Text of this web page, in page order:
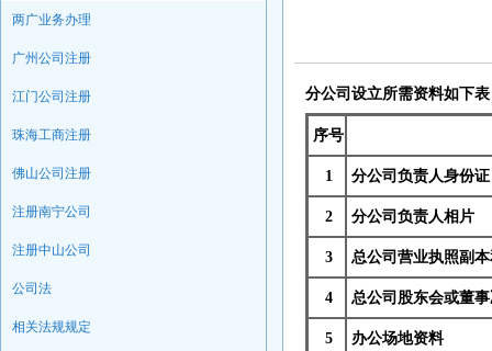
两广业务办理
广州公司注册
江门公司注册
珠海工商注册
佛山公司注册
注册南宁公司
注册中山公司
公司法
相关法规规定
分公司设立所需资料如下
序号
1 分公司负责人身份证
2 分公司负责人相片
3 总公司营业执照副
4 总公司股东会或董
5 办公场地资料